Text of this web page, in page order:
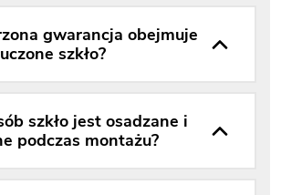
gwarancja obejmuje
szkło?
szkło jest osadzane i
podczas montażu?